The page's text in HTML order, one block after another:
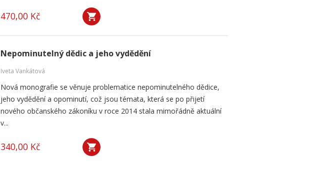
470,00 Kč
Nepominutelný dědic a jeho vydědění
Iveta Vankátová
Nová monografie se věnuje problematice nepominutelného dědice,
jeho vydědění a opominutí, což jsou témata, která se po přijetí
nového občanského zákoníku v roce 2014 stala mimořádně aktuální
v...
340,00 Kč